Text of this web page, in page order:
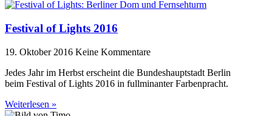
Festival of Lights 2016
19. Oktober 2016 Keine Kommentare
Jedes Jahr im Herbst erscheint die Bundeshauptstadt Berlin
beim Festival of Lights 2016 in fullminanter Farbenpracht.
Weiterlesen »